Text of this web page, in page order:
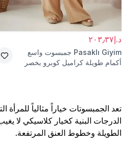
د.إ٢٠٣٫٣٧
Pasaklı Giyim جمبسوت واسع
أكمام طويلة كراميل كوبرو بخصر
تعد الجمبسوتات خياراً مثالياً
الدرجات البنية كخيار كلاسيكي لا
الطويلة وخطوط العنق المرتفعة.